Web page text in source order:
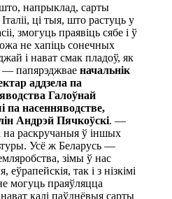
напрыклад, сарты
ці тыя, што растуць у
змогуць праявіць сябе і ў
не хапіць сонечных
і нават смак пладоў, як
— папярэджвае начальнік
аддзела па
Галоўнай
па насенняводстве,
Андрэй Пячкоўскі. —
на раскручаныя ў іншых
Усё ж Беларусь —
зімы ў нас
так і з нізкімі
могуць праяўляцца
калі паўднёвыя сарты